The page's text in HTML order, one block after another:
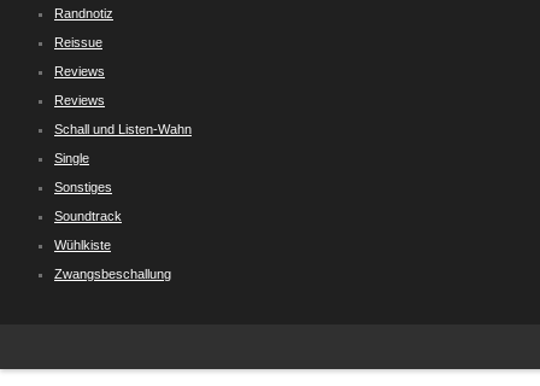
Randnotiz
Reissue
Reviews
Reviews
Schall und Listen-Wahn
Single
Sonstiges
Soundtrack
Wühlkiste
Zwangsbeschallung